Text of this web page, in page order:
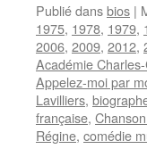
Publié dansbios |
1975, 1978, 1979,
2006, 2009, 2012,
Académie
Appelez-moi par
Lavilliers,
française,
Régine, comédie